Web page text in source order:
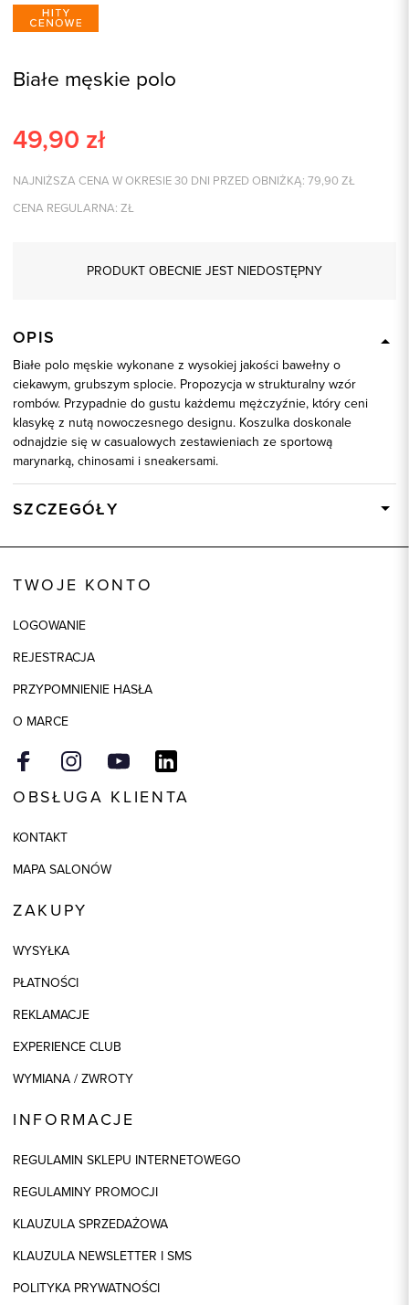
Białe męskie polo
49,90 zł
NAJNIŻSZA CENA W OKRESIE 30 DNI PRZED OBNIŻKĄ: 79,90 ZŁ
CENA REGULARNA: ZŁ
PRODUKT OBECNIE JEST NIEDOSTĘPNY
OPIS
Białe polo męskie wykonane z wysokiej jakości bawełny o
ciekawym, grubszym splocie. Propozycja w strukturalny wzór
rombów. Przypadnie do gustu każdemu mężczyźnie, który ceni
klasykę z nutą nowoczesnego designu. Koszulka doskonale
odnajdzie się w casualowych zestawieniach ze sportową
marynarką, chinosami i sneakersami.
SZCZEGÓŁY
Kolor
Model
TWOJE KONTO
LOGOWANIE
REJESTRACJA
PRZYPOMNIENIE HASŁA
O MARCE
OBSŁUGA KLIENTA
KONTAKT
MAPA SALONÓW
ZAKUPY
WYSYŁKA
PŁATNOŚCI
REKLAMACJE
EXPERIENCE CLUB
WYMIANA / ZWROTY
INFORMACJE
REGULAMIN SKLEPU INTERNETOWEGO
REGULAMINY PROMOCJI
KLAUZULA SPRZEDAŻOWA
KLAUZULA NEWSLETTER I SMS
POLITYKA PRYWATNOŚCI